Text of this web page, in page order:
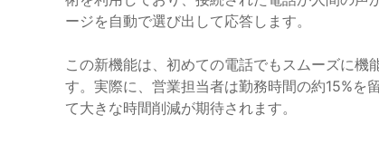
ージを自動で選び出して応答します。
この新機能は、初めての電話でもスムーズに機
す。実際に、営業担当者は勤務時間の約15%を
て大きな時間削減が期待されます。